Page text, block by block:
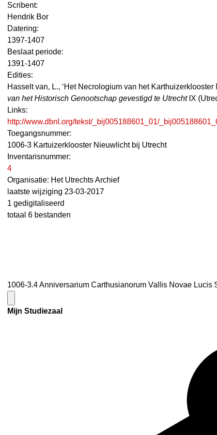
Scribent:
Hendrik Bor
Datering:
1397-1407
Beslaat periode:
1391-1407
Edities:
Hasselt van, L., ‘Het Necrologium van het
van het Historisch Genootschap gevestigd te UtrechtIX
Links:
http://www.dbnl.org/tekst/_bij005188601_01/
Toegangsnummer:
1006-3 Kartuizerklooster Nieuwlicht bij Utrecht
Inventarisnummer:
4
Organisatie: Het Utrechts Archief
laatste wijziging 23-03-2017
1 gedigitaliseerd
totaal 6 bestanden
1006-3.4 Anniversarium Carthusianorum Vallis Novae Lucis
Mijn Studiezaal